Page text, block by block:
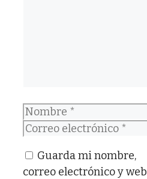
Nombre
Correo
Guarda mi nombre,
correo electrónico y web